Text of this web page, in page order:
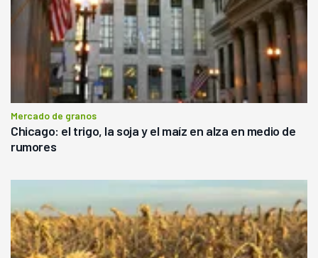
Mercado de granos
Chicago: el trigo, la soja y el maíz en alza en medio de
rumores